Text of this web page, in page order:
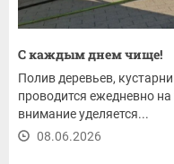
С каждым днем чище!
Полив деревьев,
проводится ежедневно
внимание уделяется...
08.06.2026